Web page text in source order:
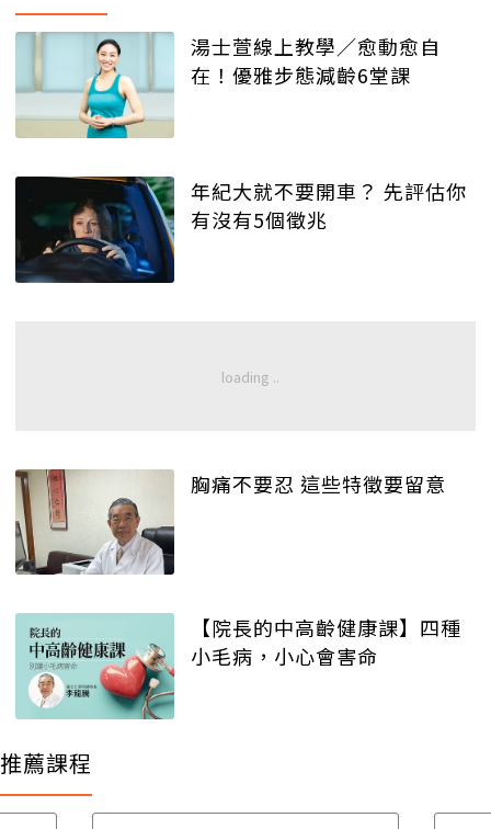
湯士萱線上教學／愈動愈自
在！優雅步態減齡6堂課
年紀大就不要開車？ 先評估你
有沒有5個徵兆
胸痛不要忍 這些特徵要留意
【院長的中高齡健康課】四種
小毛病，小心會害命
推薦課程